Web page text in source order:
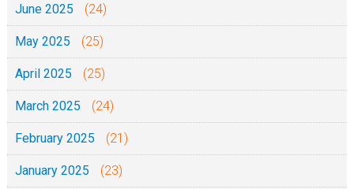
June 2025 (24)
May 2025 (25)
April 2025 (25)
March 2025 (24)
February 2025 (21)
January 2025 (23)